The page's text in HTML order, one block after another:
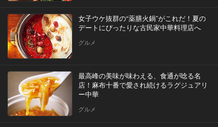
女子ウケ抜群の“薬膳火鍋”がこれだ！夏の
デートにぴったりな古民家中華料理店へ
グルメ
最高峰の美味が味わえる、食通が唸る名
店！麻布十番で愛され続けるラグジュアリ
ー中華
グルメ